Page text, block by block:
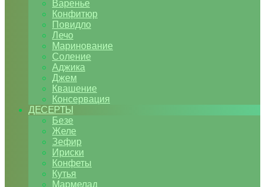
Варенье
Конфитюр
Повидло
Лечо
Маринование
Соление
Аджика
Джем
Квашение
Консервация
ДЕСЕРТЫ
Безе
Желе
Зефир
Ириски
Конфеты
Кутья
Мармелад